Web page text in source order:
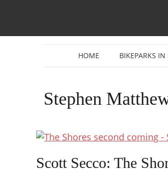
springen
HOME BIKEPARKS
Stephen
Scott Secco: The